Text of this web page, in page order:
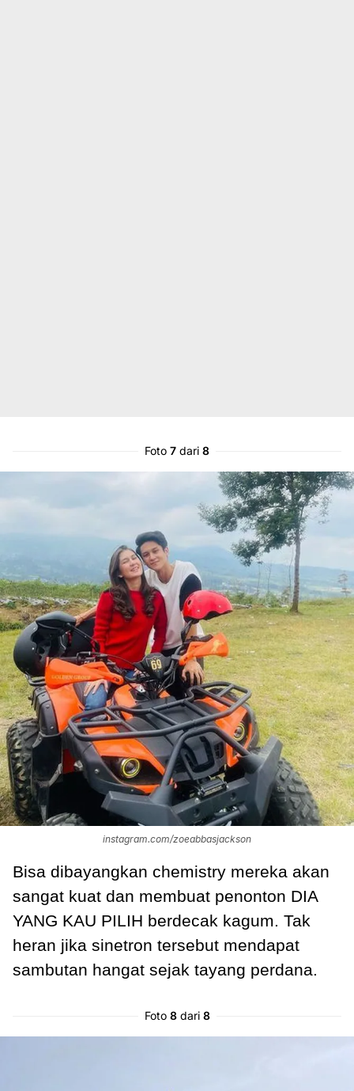
Foto 7 dari 8
instagram.com/zoeabbasjackson
Bisa dibayangkan chemistry mereka akan
sangat kuat dan membuat penonton DIA
YANG KAU PILIH berdecak kagum. Tak
heran jika sinetron tersebut mendapat
sambutan hangat sejak tayang perdana.
Foto 8dari 8